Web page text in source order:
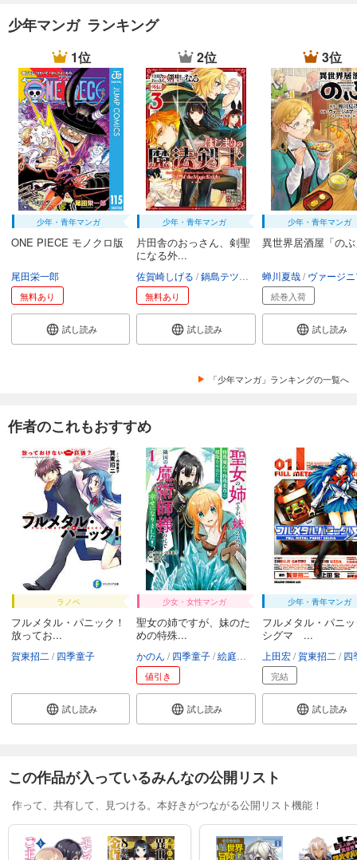
少年マンガ ランキング
1位
少年・青年マンガ
ONE PIECE モノクロ版
尾田栄一郎
無料あり
試し読み
2位
少年・青年マンガ
片田舎のおっさん、剣聖
になる外...
佐賀崎しげる 鍋島テツヒロ 空路恵 渡辺樹
無料あり
試し読み
3位
少年・青年マンガ
異世界居酒屋「の
蝉川夏哉 ヴァージニア二
続巻入荷
試し読み
「少年マンガ」ランキングの一覧へ
作者のこれもおすすめ
ラノベ
フルメタル・パニック！
放ってお...
賀東招二 四季童子
試し読み
少女・女性マンガ
聖女の姉ですが、妹のた
めの特殊...
かのん 四季童子 絵庭明 紗嶋
値引き
試し読み
少年・青年マンガ
フルメタル・パニ
シグマ ...
上田宏 賀東招二 四季
完結
試し読み
この作品が入っているみんなの公開リスト
作って、共有して、見つける。本好きがつながる公開リスト機能！